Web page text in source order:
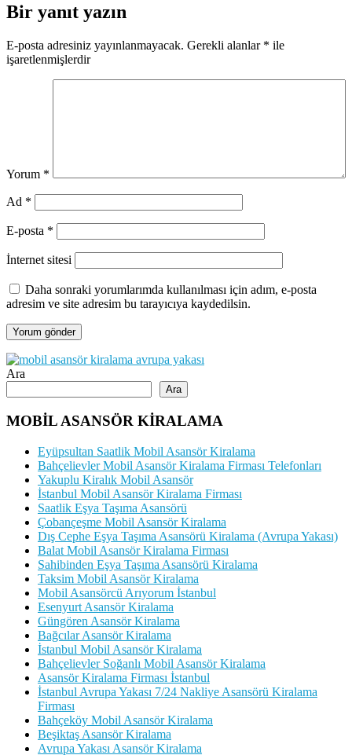
Bir yanıt yazın
E-posta adresiniz yayınlanmayacak. Gerekli alanlar * ile
işaretlenmişlerdir
Yorum *
Ad *
E-posta *
İnternet sitesi
Daha sonraki yorumlarımda kullanılması için adım, e-posta
adresim ve site adresim bu tarayıcıya kaydedilsin.
Ara
Ara
MOBİL ASANSÖR KİRALAMA
Eyüpsultan Saatlik Mobil Asansör Kiralama
Bahçelievler Mobil Asansör Kiralama Firması Telefonları
Yakuplu Kiralık Mobil Asansör
İstanbul Mobil Asansör Kiralama Firması
Saatlik Eşya Taşıma Asansörü
Çobançeşme Mobil Asansör Kiralama
Dış Cephe Eşya Taşıma Asansörü Kiralama (Avrupa Yakası)
Balat Mobil Asansör Kiralama Firması
Sahibinden Eşya Taşıma Asansörü Kiralama
Taksim Mobil Asansör Kiralama
Mobil Asansörcü Arıyorum İstanbul
Esenyurt Asansör Kiralama
Güngören Asansör Kiralama
Bağcılar Asansör Kiralama
İstanbul Mobil Asansör Kiralama
Bahçelievler Soğanlı Mobil Asansör Kiralama
Asansör Kiralama Firması İstanbul
İstanbul Avrupa Yakası 7/24 Nakliye Asansörü Kiralama
Firması
Bahçeköy Mobil Asansör Kiralama
Beşiktaş Asansör Kiralama
Avrupa Yakası Asansör Kiralama